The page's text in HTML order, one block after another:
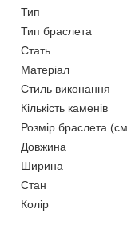
Тип
Тип браслета
Стать
Матеріал
Стиль виконання
Кількість каменів
Розмір браслета
Довжина
Ширина
Стан
Колір